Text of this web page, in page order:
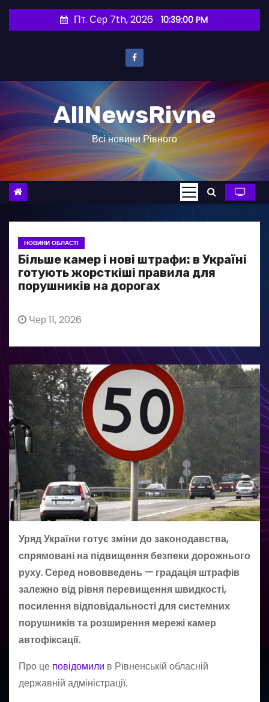
и
о
в
Пт. Сер 7th, 2026 10:39:01 PM
AllNewsRivne
Всі новини Рівного
НОВИНИ ОБЛАСТІ
Більше камер і нові штрафи: в Україні
готують жорсткіші правила для
порушників на дорогах
Чер 11, 2026
Уряд України готує зміни до законодавства,
спрямовані на підвищення безпеки дорожнього
руху. Серед нововведень — градація штрафів
залежно від рівня перевищення швидкості,
посилення відповідальності для системних
порушників та розширення мережі камер
автофіксації.
Про це повідомили в Рівненській обласній
державній адміністрації.